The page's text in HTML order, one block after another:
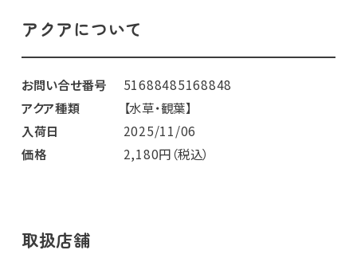
アクアについて
お問い合せ番号
51688485168848
アクア種類
【水草・観葉】
入荷日
2025/11/06
価格
2,180円（税込）
取扱店舗